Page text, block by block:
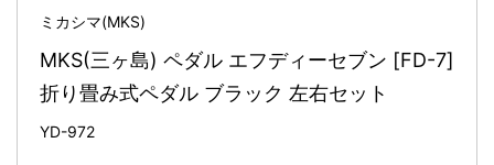
ミカシマ(MKS)
MKS(三ヶ島) ペダル エフディーセブン [FD-7]
折り畳み式ペダル ブラック 左右セット
YD-972